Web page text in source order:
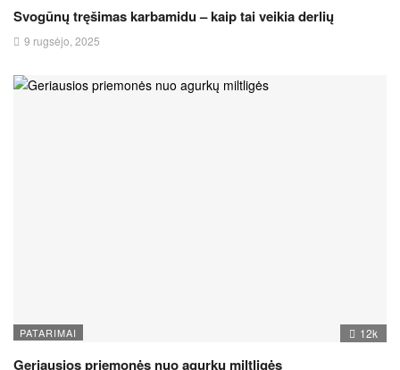
Svogūnų tręšimas karbamidu – kaip tai veikia derlių
9 rugsėjo, 2025
PATARIMAI 12k
Geriausios priemonės nuo agurkų miltligės